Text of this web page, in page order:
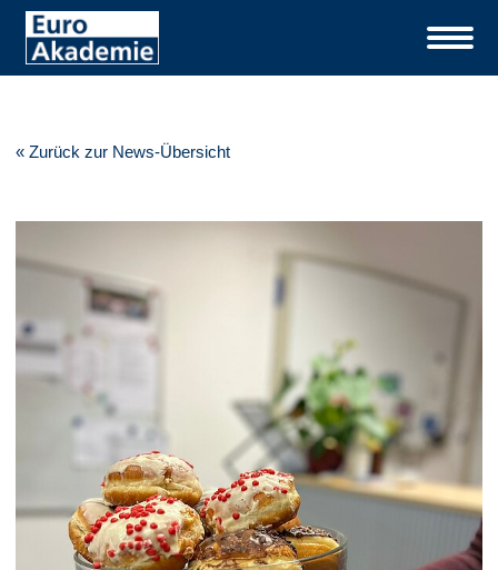
« Zurück zur News-Übersicht